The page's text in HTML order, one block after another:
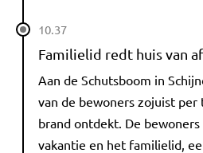
10.37
Familielid redt huis van
Aan de Schutsboom in
van de bewoners zojuist
brand ontdekt. De
vakantie en het familielid,